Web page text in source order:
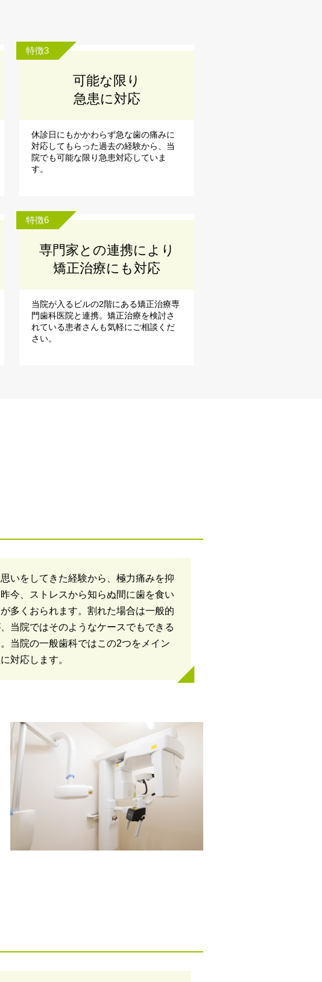
特徴3
可能な限り
急患に対応
休診日にもかかわらず急な歯の痛みに
対応してもらった過去の経験から、当
院でも可能な限り急患対応していま
す。
特徴6
専門家との連携により
矯正治療にも対応
当院が入るビルの2階にある矯正治療専
門歯科医院と連携。矯正治療を検討さ
れている患者さんも気軽にご相談くだ
さい。
いをしてきた経験から、極力痛みを抑
今、ストレスから知らぬ間に歯を食い
多くおられます。割れた場合は一般的
当院ではそのようなケースでもできる
当院の一般歯科ではこの2つをメイン
対応します。